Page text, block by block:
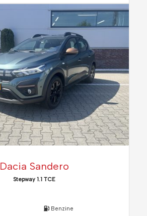
Dacia Sandero
Stepway 1.1 TCE
Benzine